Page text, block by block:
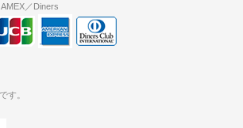
／Diners
す。